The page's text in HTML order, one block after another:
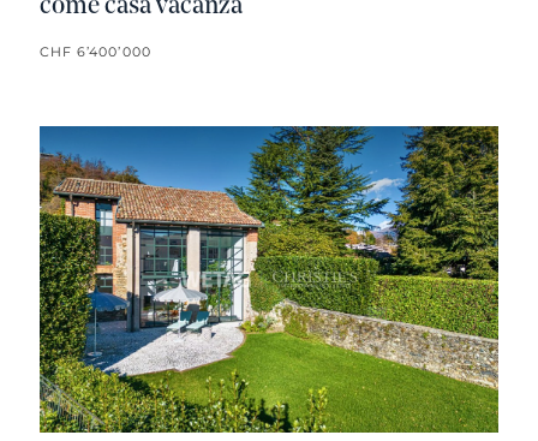
come casa vacanza
CHF 6’400’000
Non